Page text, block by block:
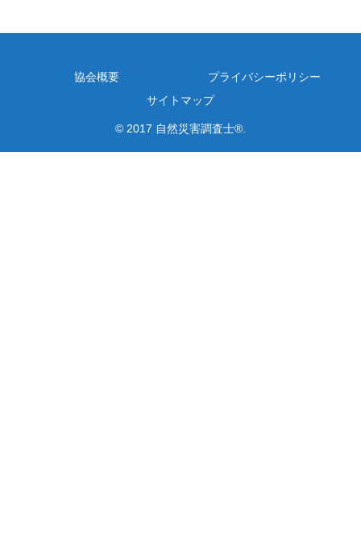
協会概要
プライバシーポリシー
サイトマップ
© 2017 自然災害調査士®.